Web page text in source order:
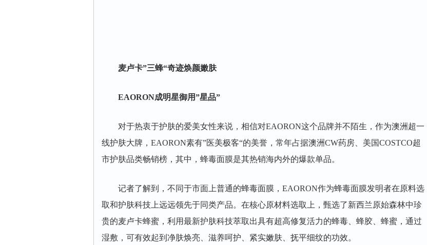
麦卢卡”三蜂“奇迹焕颜嫩肤
EAORON成明星御用”星品”
对于热衷于护肤的爱美女性来说，相信对EAORON这个品牌并不陌生，作为澳洲超一
线护肤大牌，EAORON素有”医美极客“的美誉，常年占据澳洲CW药房、美国COSTCO超
市护肤品类畅销榜，其中，蜂毒面膜是其热销海内外的爆款单品。
记者了解到，不同于市面上普通的蜂毒面膜，EAORON作为蜂毒面膜发明者在原料选
取和护肤科技上远远领先于同类产品。在核心原材料选取上，甄选了新西兰原始森林中珍
贵的麦卢卡蜂蜜，利用最新护肤科技萃取出具有超高修复活力的蜂毒、蜂胶、蜂蜜，通过
湿敷，可有效起到净肤焕亮、滋养呵护、紧实嫩肤、抚平细纹的功效。